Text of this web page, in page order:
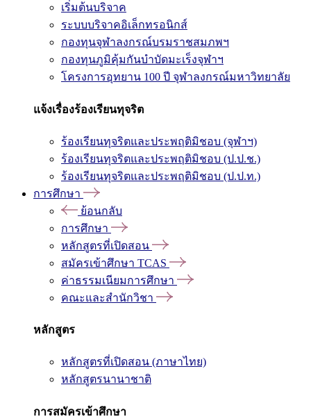
เริ่มต้นบริจาค
ระบบบริจาคอิเล็กทรอนิกส์
กองทุนจุฬาลงกรณ์บรมราชสมภพฯ
กองทุนภูมิคุ้มกันบำบัดมะเร็งจุฬาฯ
โครงการอุทยาน 100 ปี จุฬาลงกรณ์มหาวิทยาลัย
แจ้งเรื่องร้องเรียนทุจริต
ร้องเรียนทุจริตและประพฤติมิชอบ (จุฬาฯ)
ร้องเรียนทุจริตและประพฤติมิชอบ (ป.ป.ช.)
ร้องเรียนทุจริตและประพฤติมิชอบ (ป.ป.ท.)
การศึกษา
ย้อนกลับ
การศึกษา
หลักสูตรที่เปิดสอน
สมัครเข้าศึกษา TCAS
ค่าธรรมเนียมการศึกษา
คณะและสำนักวิชา
หลักสูตร
หลักสูตรที่เปิดสอน (ภาษาไทย)
หลักสูตรนานาชาติ
การสมัครเข้าศึกษา